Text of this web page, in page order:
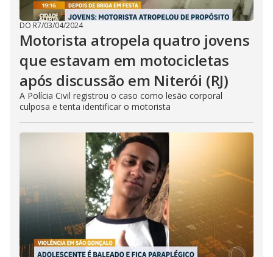
DO R7/03/04/2024
Motorista atropela quatro jovens
que estavam em motocicletas
após discussão em Niterói (RJ)
A Polícia Civil registrou o caso como lesão corporal
culposa e tenta identificar o motorista